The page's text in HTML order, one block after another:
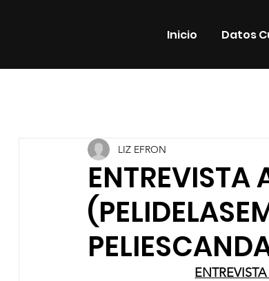
Inicio Datos
Teatro Plataformas
ENTREVISTA
LIZ EFRON